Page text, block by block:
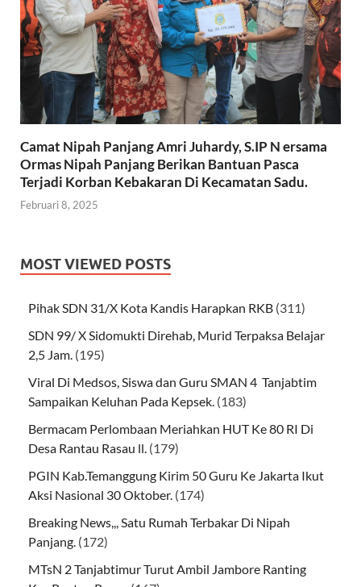
Camat Nipah Panjang Amri Juhardy, S.IP N ersama
Ormas Nipah Panjang Berikan Bantuan Pasca
Terjadi Korban Kebakaran Di Kecamatan Sadu.
Februari 8, 2025
MOST VIEWED POSTS
Pihak SDN 31/X Kota Kandis Harapkan RKB (311)
SDN 99/ X Sidomukti Direhab, Murid Terpaksa Belajar
2,5 Jam. (195)
Viral Di Medsos, Siswa dan Guru SMAN 4 Tanjabtim
Sampaikan Keluhan Pada Kepsek. (183)
Bermacam Perlombaan Meriahkan HUT Ke 80 RI Di
Desa Rantau Rasau ll. (179)
PGIN Kab.Temanggung Kirim 50 Guru Ke Jakarta Ikut
Aksi Nasional 30 Oktober. (174)
Breaking News,,, Satu Rumah Terbakar Di Nipah
Panjang. (172)
MTsN 2 Tanjabtimur Turut Ambil Jambore Ranting